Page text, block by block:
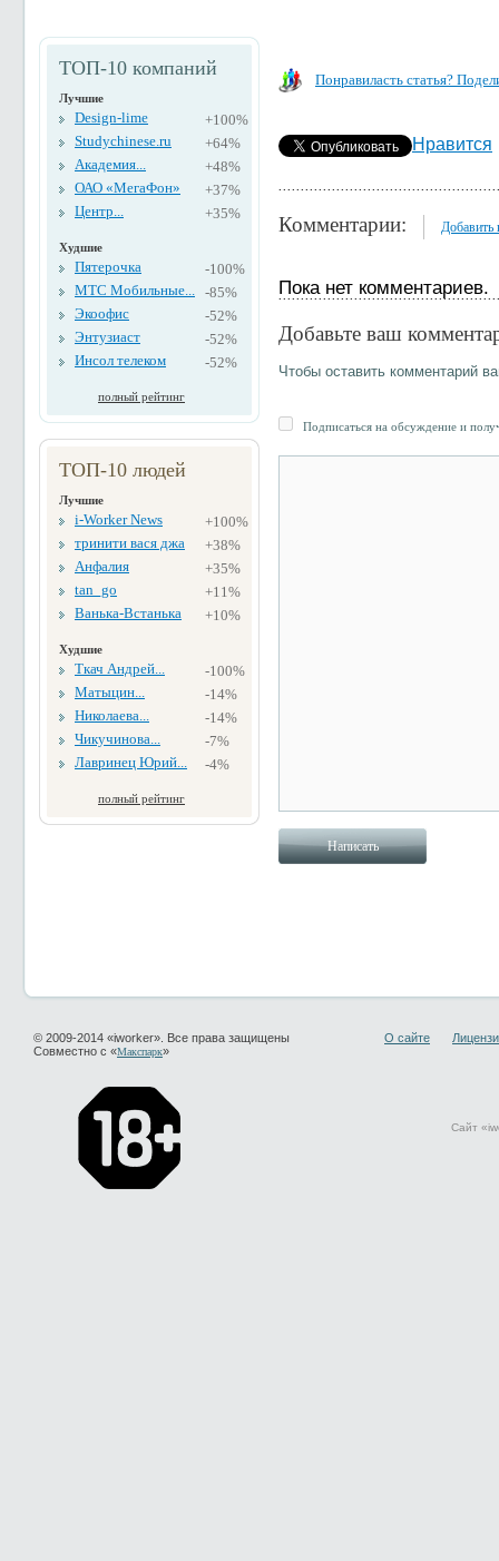
ТОП-10 компаний
Лучшие
Design-lime
+100%
Studychinese.ru
+64%
Академия...
+48%
ОАО «МегаФон»
+37%
Центр...
+35%
Худшие
Пятерочка
-100%
МТС Мобильные... -85%
Экоофис
-52%
Энтузиаст
-52%
Инсол телеком
-52%
полный рейтинг
ТОП-10 людей
Лучшие
i-Worker News
+100%
тринити вася джа
+38%
Анфалия
+35%
tan_go
+11%
Ванька-Встанька
+10%
Худшие
Ткач Андрей...
-100%
Матыцин...
-14%
Николаева...
-14%
Чикучинова...
-7%
Лавринец Юрий...
-4%
полный рейтинг
Понравиласть статья?
Нравится
Комментарии: Добавить
Пока нет комментариев.
Добавьте ваш
Чтобы оставить комментарий
Подписаться на обсуждение и
© 2009-2014 «iworker». Все права защищены
Совместно с «Макспарк»
О сайте
Сайт